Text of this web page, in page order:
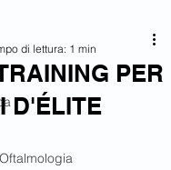
PER
D'ÉLITE
di lettura: 1 min